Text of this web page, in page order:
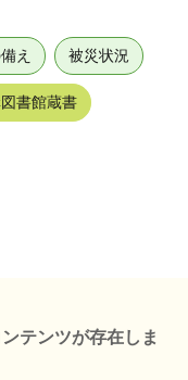
え 被災状況
書館蔵書
テンツが存在しま